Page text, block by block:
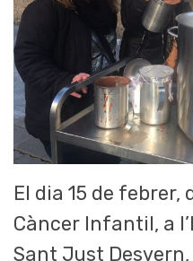
El dia 15 de
Càncer Infantil, a
Sant Just